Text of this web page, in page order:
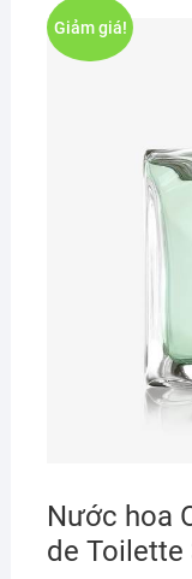
Giảm giá!
Nước hoa
de Toilette